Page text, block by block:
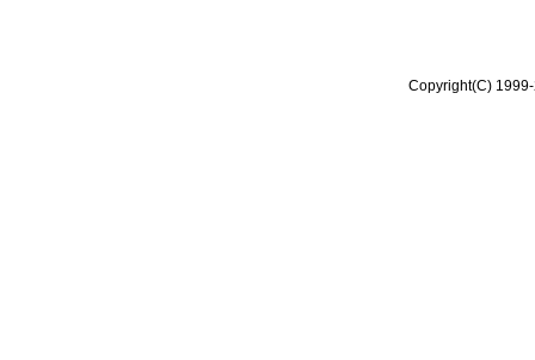
Copyright(C)